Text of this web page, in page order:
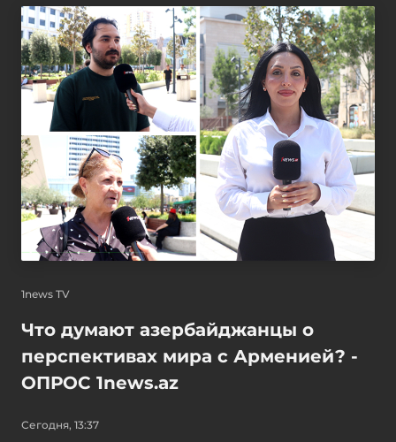
1news TV
Что думают азербайджанцы о
перспективах мира с Арменией? -
ОПРОС 1news.az
Сегодня, 13:37